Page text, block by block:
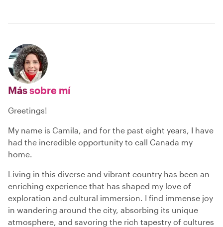
Mássobre mí
Greetings!
My name is Camila, and for the past eight years, I have
had the incredible opportunity to call Canada my
home.
Living in this diverse and vibrant country has been an
enriching experience that has shaped my love of
exploration and cultural immersion. I find immense joy
in wandering around the city, absorbing its unique
atmosphere, and savoring the rich tapestry of cultures